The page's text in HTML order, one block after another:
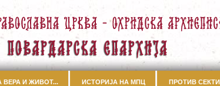
ВЕРА И ЖИВОТ... ИСТОРИЈА НА МПЦ ПРОТИВ